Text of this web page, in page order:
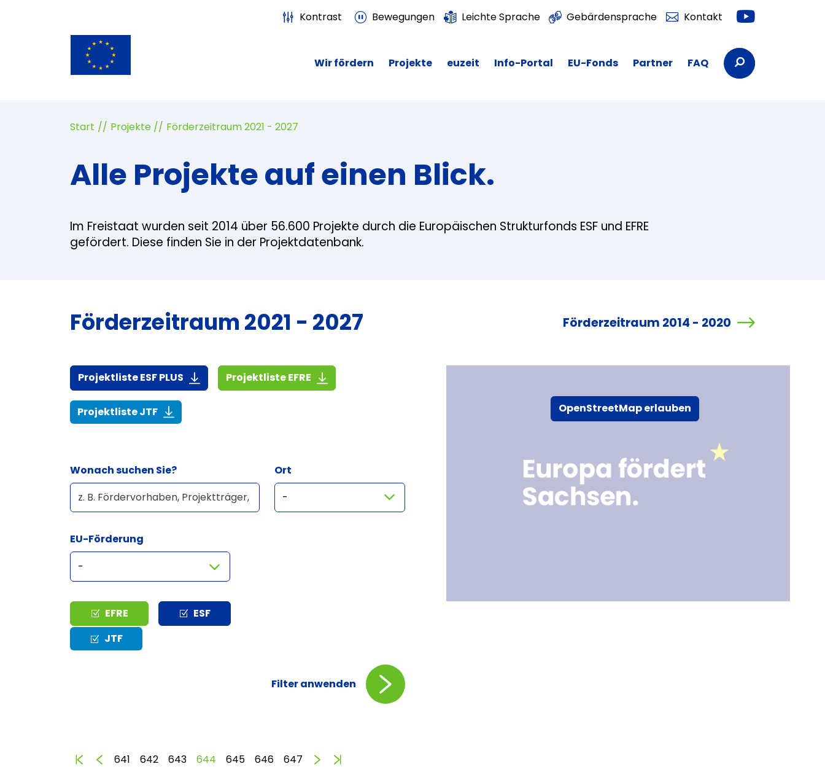
Kontrast Bewegungen Leichte Sprache Gebärdensprache Kontakt Youtube
Wir fördern Projekte euzeit Info-Portal EU-Fonds Partner FAQ Suchbegriffe
Start Projekte Förderzeitraum 2021 - 2027
Alle Projekte auf einen Blick.
Im Freistaat wurden seit 2014 über 56.600 Projekte durch die Europäischen Strukturfonds ESF und EFRE
gefördert. Diese finden Sie in der Projektdatenbank.
Förderzeitraum 2021 - 2027 Förderzeitraum 2014 - 2020
Projektliste ESF PLUS (916,7 KiB)Projektliste EFRE (1,4 MiB)
Projektliste JTF(268,6 KiB)
Wonach suchen Sie? Ort
EU-Förderung
Typ EFRE
ESF
JTF
Filter anwenden
AnfangZurück
641 642 643 644 645 646 647 Vorwärts
OpenStreetMap erlauben